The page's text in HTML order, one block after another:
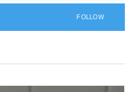
FOLLOW